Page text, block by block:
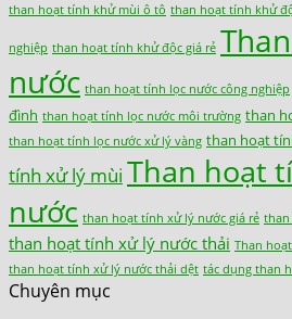
than hoạt tính khử mùi ô tô than hoạt tính khử
nghiệp than hoạt tính khử độc giá rẻ
nước than hoạt tính lọc nước công nghiệp
đình than hoạt tính lọc nước môi trường than
than hoạt tính lọc nước xử lý vàng than hoạt
tính xử lý mùi Than hoạt
nước than hoạt tính xử lý nước giá rẻ than
than hoạt tính xử lý nước thải Than
than hoạt tính xử lý nước thải dệt tác dụng than
Chuyên mục